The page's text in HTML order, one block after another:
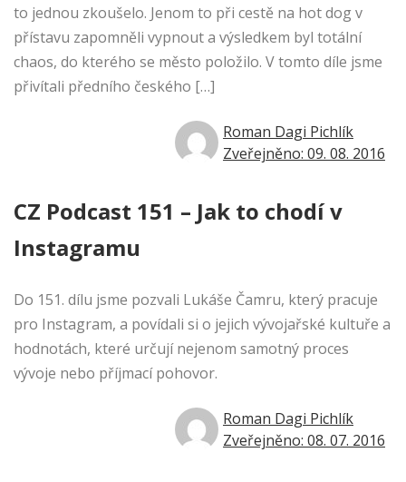
to jednou zkoušelo. Jenom to při cestě na hot dog v
přístavu zapomněli vypnout a výsledkem byl totální
chaos, do kterého se město položilo. V tomto díle jsme
přivítali předního českého […]
Roman Dagi Pichlík
Zveřejněno: 09. 08. 2016
CZ Podcast 151 – Jak to chodí v
Instagramu
Do 151. dílu jsme pozvali Lukáše Čamru, který pracuje
pro Instagram, a povídali si o jejich vývojařské kultuře a
hodnotách, které určují nejenom samotný proces
vývoje nebo příjmací pohovor.
Roman Dagi Pichlík
Zveřejněno: 08. 07. 2016